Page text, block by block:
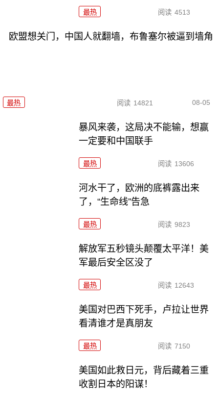
最热 阅读 4513
欧盟想关门，中国人就翻墙，布鲁塞尔被逼到墙角
最热 阅读 14821 08-05
暴风来袭，这局决不能输，想赢
一定要和中国联手
最热 阅读 13606
河水干了，欧洲的底裤露出来
了，“生命线”告急
最热 阅读 9823
解放军五秒镜头颠覆太平洋！美
军最后安全区没了
最热 阅读 12643
美国对巴西下死手，卢拉让世界
看清谁才是真朋友
最热 阅读 7150
美国如此救日元，背后藏着三重
收割日本的阳谋！